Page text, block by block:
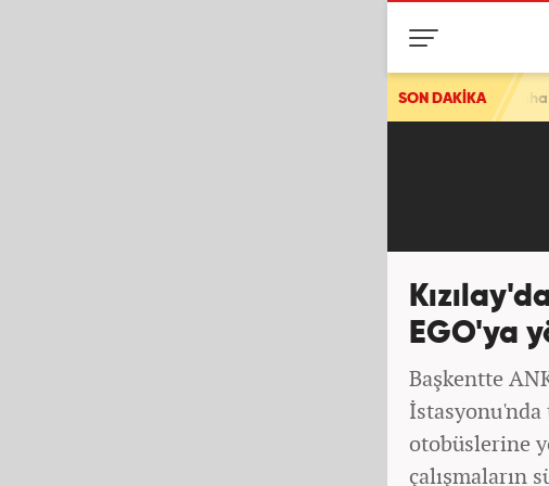
SON DAKİKA
Son dakika: Ve bir ülke daha ittifaka katılıyor! Bakan
EGO'ya
Başkentte
İstasyonu'nda
otobüslerine
çalışmaların